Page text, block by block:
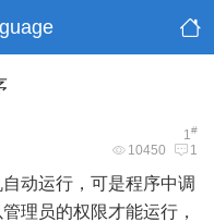
1#
10450 1
动运行，可是程序中调
理员的权限才能运行，